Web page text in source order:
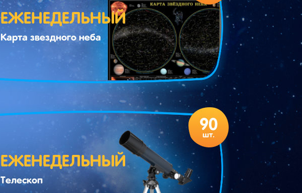
ЕЖЕНЕДЕЛЬНЫЙ
Карта звездного неба
90
шт.
ЕЖЕНЕДЕЛЬНЫЙ
Телескоп